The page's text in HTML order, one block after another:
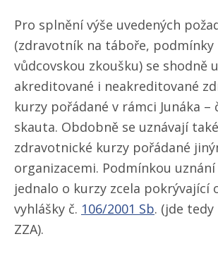
Pro splnění výše uvedených
(zdravotník na táboře, podmínky
vůdcovskou zkoušku) se shodně
akreditované i neakreditované
kurzy pořádané v rámci Junáka –
skauta. Obdobně se uznávají
zdravotnické kurzy pořádané
organizacemi. Podmínkou uznání
jednalo o kurzy zcela pokrývající
vyhlášky č. 106/​2001 Sb. (jde
ZZA).